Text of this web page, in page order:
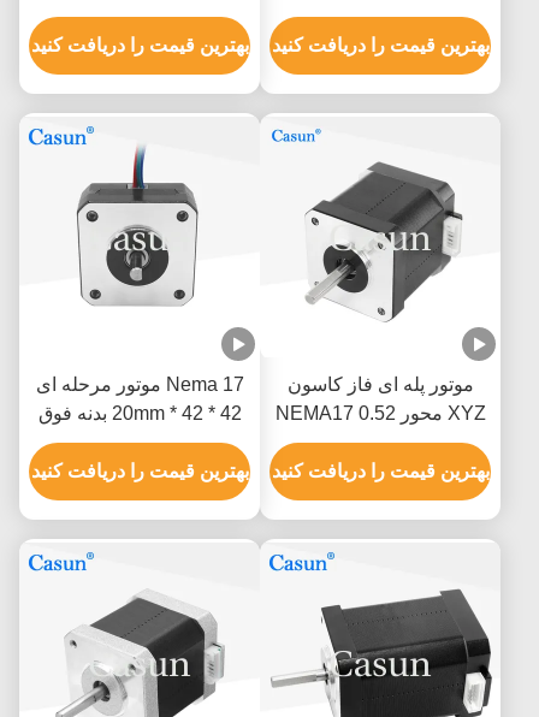
NEMA 17 با ISO CE
بهترین قیمت را دریافت کنید
با دقت بالا
بهترین قیمت را دریافت کنید
موتور پله ای فاز کاسون
XYZ محور NEMA17 0.52
نیوتن متر
بهترین قیمت را دریافت کنید
Nema 17 موتور مرحله ای
42 * 42 * 20mm بدنه فوق
نازک 1.0A 130mN.m برای
تجهیزات پزشکی
بهترین قیمت را دریافت کنید